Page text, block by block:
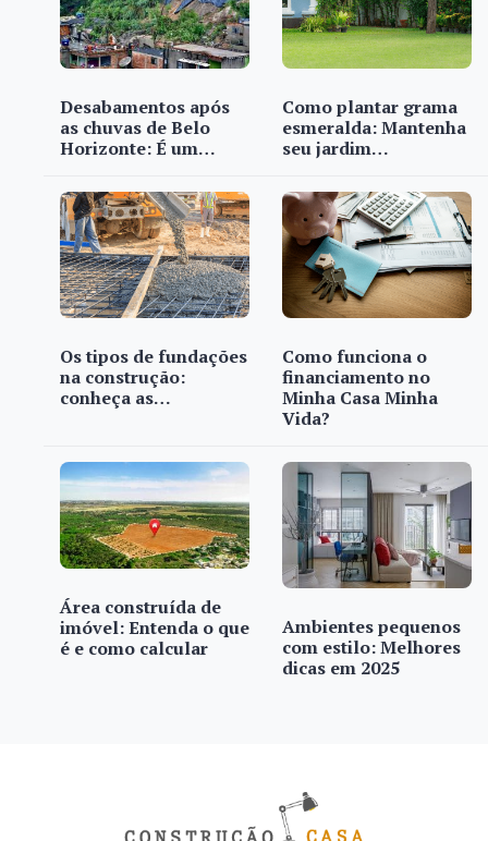
Desabamentos após
as chuvas de Belo
Horizonte: É um…
Como plantar grama
esmeralda: Mantenha
seu jardim…
Os tipos de fundações
na construção:
conheça as…
Como funciona o
financiamento no
Minha Casa Minha
Vida?
Área construída de
imóvel: Entenda o que
é e como calcular
Ambientes pequenos
com estilo: Melhores
dicas em 2025